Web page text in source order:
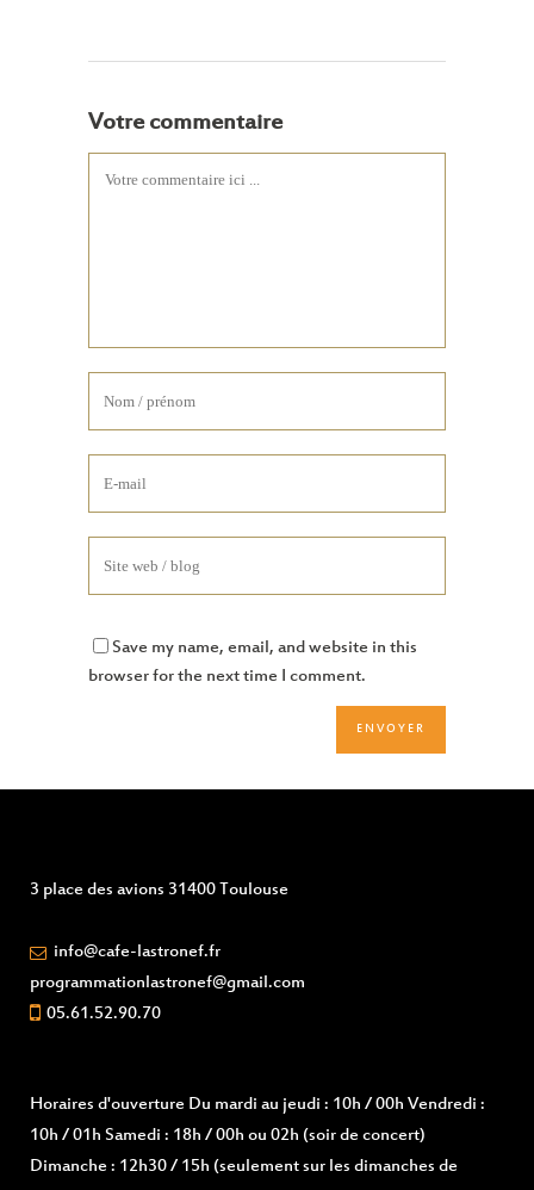
Votre commentaire
Save my name, email, and website in this
browser for the next time I comment.
3 place des avions 31400 Toulouse
info@cafe-lastronef.fr
programmationlastronef@gmail.com
05.61.52.90.70
Horaires d'ouverture Du mardi au jeudi : 10h / 00h Vendredi :
10h / 01h Samedi : 18h / 00h ou 02h (soir de concert)
Dimanche : 12h30 / 15h (seulement sur les dimanches de